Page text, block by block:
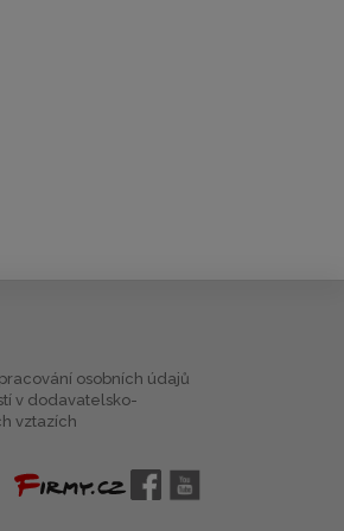
osobních údajů
v dodavatelsko-
vztazích